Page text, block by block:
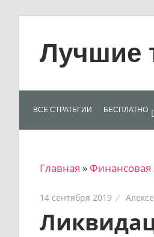
contentЛучшие
для
рынках:
сигналы,
новости…
ВСЕ СТРАТЕГИИ БЕСПЛАТНО
Главная » Финансовая
14 сентября 2019